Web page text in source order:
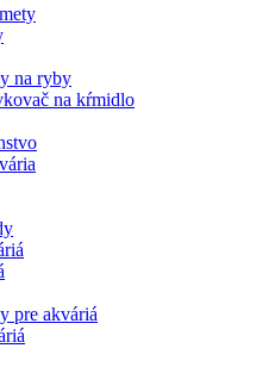
na ryby
na kŕmidlo
pre akváriá